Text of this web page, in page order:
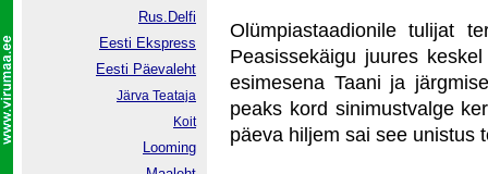
Olümpiastaadionile tulijat
Peasissekäigu juures
esimesena Taani ja
peaks kord sinimustvalge
päeva hiljem sai see unistus
Rus.Delfi
Eesti Ekspress
Eesti Päevaleht
Järva Teataja
Koit
Looming